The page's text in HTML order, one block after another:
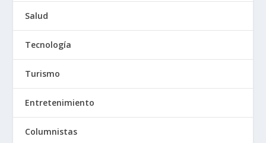
Salud
Tecnología
Turismo
Entretenimiento
Columnistas